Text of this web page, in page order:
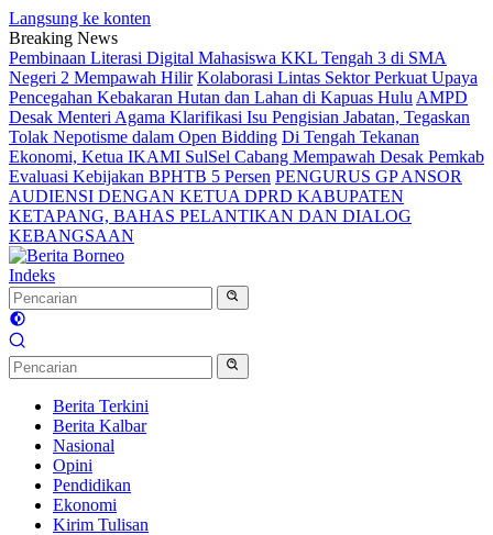
Langsung ke konten
Breaking News
Pembinaan Literasi Digital Mahasiswa KKL Tengah 3 di SMA
Negeri 2 Mempawah Hilir Kolaborasi Lintas Sektor Perkuat Upaya
Pencegahan Kebakaran Hutan dan Lahan di Kapuas Hulu AMPD
Desak Menteri Agama Klarifikasi Isu Pengisian Jabatan, Tegaskan
Tolak Nepotisme dalam Open Bidding Di Tengah Tekanan
Ekonomi, Ketua IKAMI SulSel Cabang Mempawah Desak Pemkab
Evaluasi Kebijakan BPHTB 5 Persen PENGURUS GP ANSOR
AUDIENSI DENGAN KETUA DPRD KABUPATEN
KETAPANG, BAHAS PELANTIKAN DAN DIALOG
KEBANGSAAN
Indeks
Berita Terkini
Berita Kalbar
Nasional
Opini
Pendidikan
Ekonomi
Kirim Tulisan